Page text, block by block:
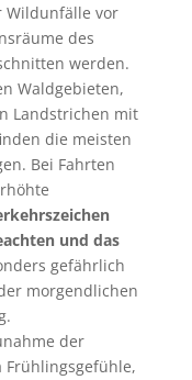
Wildunfälle vor
des
werden.
Waldgebieten,
Landstrichen mit
die meisten
Bei Fahrten
und das
gefährlich
morgendlichen
der